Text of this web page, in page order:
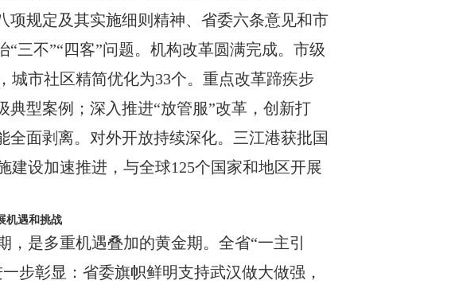
项规定及其实施细则精神、省委六条意见和市
“三不”“ 四客”问题。 机构改革圆满完成。 市级
城市社区精简优化为33个。重点改革蹄疾步
典型案例 ； 深入推进“放管服”改革，创新打
全面剥离。对外开放持续深化。三江港获批国
建设加速推进，与全球125个国家和地区开展
机遇和挑战
，是多重机遇叠加的黄金期。全省“一主引
步彰显 ： 省委旗帜鲜明支持武汉做大做强，